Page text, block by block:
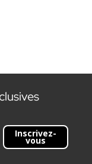
Inscrivez-
vous